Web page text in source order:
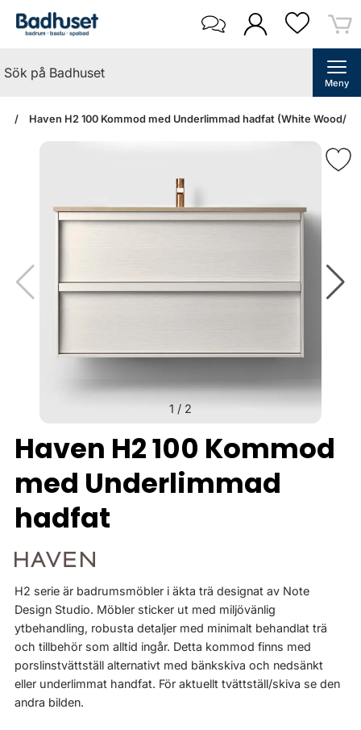
Meny
Haven H2 100 Kommod med Underlimmad hadfat (White Wood/
1 / 2
Haven H2 100 Kommod
med Underlimmad
hadfat
H2 serie är badrumsmöbler i äkta trä designat av Note
Design Studio. Möbler sticker ut med miljövänlig
ytbehandling, robusta detaljer med minimalt behandlat trä
och tillbehör som alltid ingår. Detta kommod finns med
porslinstvättställ alternativt med bänkskiva och nedsänkt
eller underlimmat handfat. För aktuellt tvättställ/skiva se den
andra bilden.